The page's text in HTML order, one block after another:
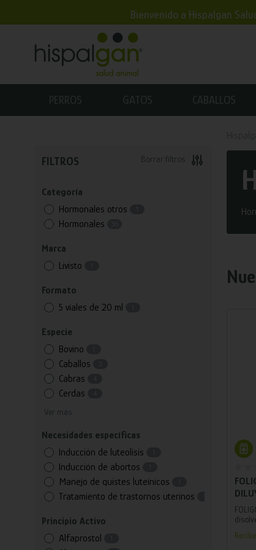
Bienvenido a Hispalgan
PERROS GATOS CABALLOS
FILTROS Borrar filtros
Categoría
Hormonales otros
Hormonales
Marca
Livisto
Formato
5 viales de 20 ml
Especie
Bovino
Caballos
Cabras
Cerdas
Ver más
Necesidades específicas
Inducción de luteolisis
Inducción de abortos
Manejo de quistes luteínicos
Tratamiento de trastornos uterinos
Principio Activo
Alfaprostol